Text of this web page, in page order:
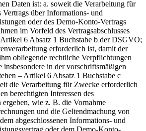
Daten ist: a. soweit die Verarbeitung für
über Informations- und
oder des Demo-Konto-Vertrags
im Vorfeld des Vertragsabschlusses
6 Absatz 1 Buchstabe b der DSGVO;
erforderlich ist, damit der
obliegende rechtliche Verpflichtungen
insbesondere in der vorschriftsmäßigen
– Artikel 6 Absatz 1 Buchstabe c
die Verarbeitung für Zwecke erforderlich
berechtigten Interessen des
wie z. B. die Vornahme
und die Geltendmachung von
abgeschlossenen Informations- und
oder dem Demo-Konto-